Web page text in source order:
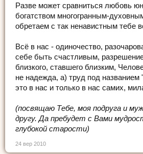
Разве может сравниться любовь
богатством многогранным-
обретаем с так ненавистным тебе
Всё в нас - одиночество,
себе быть счастливым,
близкого, ставшего близким,
не надежда, а) труд под
это в нас и только в нас самих,
(посвящаю Тебе, моя подруга и
другу. Да пребудет с Вами
глубокой старости)
24 вер 2010